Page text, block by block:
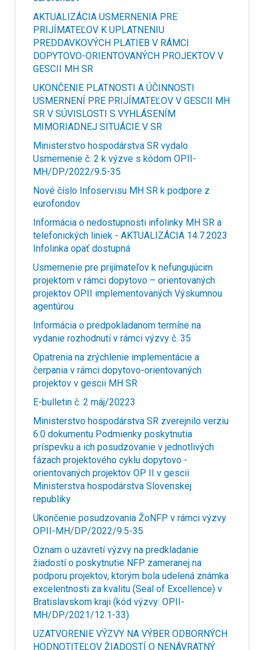
AKTUALIZÁCIA USMERNENIA PRE
PRIJÍMATEĽOV K UPLATNENIU
PREDDAVKOVÝCH PLATIEB V RÁMCI
DOPYTOVO-ORIENTOVANÝCH PROJEKTOV V
GESCII MH SR
UKONČENIE PLATNOSTI A ÚČINNOSTI
USMERNENÍ PRE PRIJÍMATEĽOV V GESCII MH
SR V SÚVISLOSTI S VYHLÁSENÍM
MIMORIADNEJ SITUÁCIE V SR
Ministerstvo hospodárstva SR vydalo
Usmernenie č. 2 k výzve s kódom OPII-
MH/DP/2022/9.5-35
Nové číslo Infoservisu MH SR k podpore z
eurofondov
Informácia o nedostupnosti infolinky MH SR a
telefonických liniek - AKTUALIZÁCIA 14.7.2023
Infolinka opäť dostupná
Usmernenie pre prijímateľov k nefungujúcim
projektom v rámci dopytovo – orientovaných
projektov OPII implementovaných Výskumnou
agentúrou
Informácia o predpokladanom termíne na
vydanie rozhodnutí v rámci výzvy č. 35
Opatrenia na zrýchlenie implementácie a
čerpania v rámci dopytovo-orientovaných
projektov v gescii MH SR
E-bulletin č. 2 máj/20223
Ministerstvo hospodárstva SR zverejnilo verziu
6.0 dokumentu Podmienky poskytnutia
príspevku a ich posudzovanie v jednotlivých
fázach projektového cyklu dopytovo -
orientovaných projektov OP II v gescii
Ministerstva hospodárstva Slovenskej
republiky
Ukončenie posudzovania ŽoNFP v rámci výzvy
OPII-MH/DP/2022/9.5-35
Oznam o uzavretí výzvy na predkladanie
žiadostí o poskytnutie NFP zameranej na
podporu projektov, ktorým bola udelená známka
excelentnosti za kvalitu (Seal of Excellence) v
Bratislavskom kraji (kód výzvy: OPII-
MH/DP/2021/12.1-33)
UZATVORENIE VÝZVY NA VÝBER ODBORNÝCH
HODNOTITEĽOV ŽIADOSTÍ O NENÁVRATNÝ